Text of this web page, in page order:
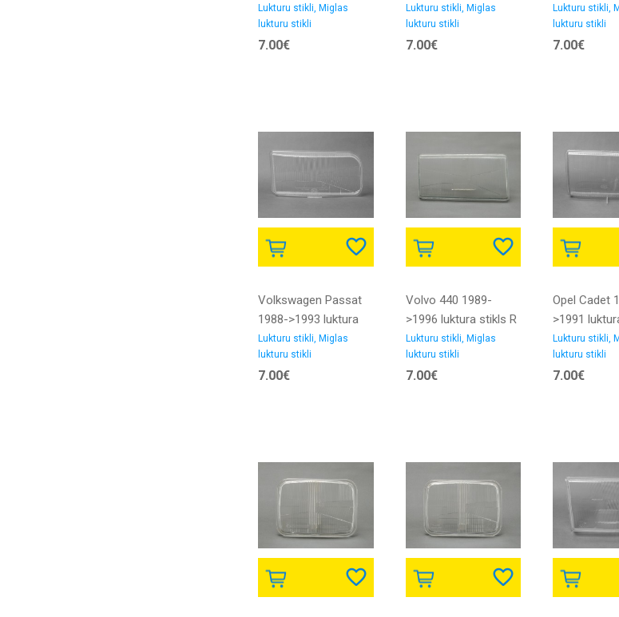
L/R
Lukturu stikli, Miglas
lukturu stikli
7.00€
Lukturu stikli, Miglas
lukturu stikli
7.00€
stikls L
Lukturu stikli,
lukturu stikli
7.00€
Volkswagen Passat
1988->1993 luktura
stikls R HELLA
Lukturu stikli, Miglas
lukturu stikli
7.00€
Volvo 440 1989-
>1996 luktura stikls R
91->96
Lukturu stikli, Miglas
lukturu stikli
7.00€
Opel Cadet
>1991
AUTOPAL
Lukturu stikli,
lukturu stikli
7.00€